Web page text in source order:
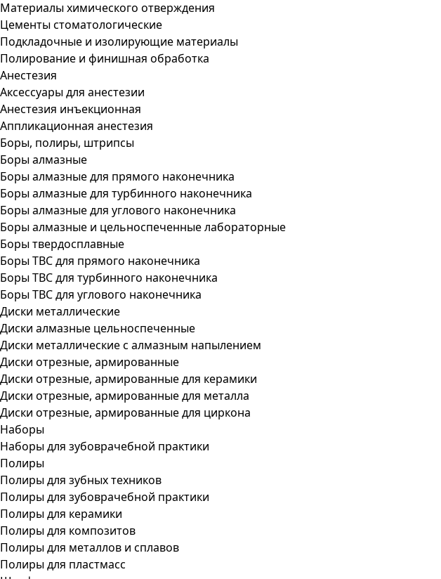
Материалы химического отверждения
Цементы стоматологические
Подкладочные и изолирующие материалы
Полирование и финишная обработка
Анестезия
Аксессуары для анестезии
Анестезия инъекционная
Аппликационная анестезия
Боры, полиры, штрипсы
Боры алмазные
Боры алмазные для прямого наконечника
Боры алмазные для турбинного наконечника
Боры алмазные для углового наконечника
Боры алмазные и цельноспеченные лабораторные
Боры твердосплавные
Боры ТВС для прямого наконечника
Боры ТВС для турбинного наконечника
Боры ТВС для углового наконечника
Диски металлические
Диски алмазные цельноспеченные
Диски металлические с алмазным напылением
Диски отрезные, армированные
Диски отрезные, армированные для керамики
Диски отрезные, армированные для металла
Диски отрезные, армированные для циркона
Наборы
Наборы для зубоврачебной практики
Полиры
Полиры для зубных техников
Полиры для зубоврачебной практики
Полиры для керамики
Полиры для композитов
Полиры для металлов и сплавов
Полиры для пластмасс